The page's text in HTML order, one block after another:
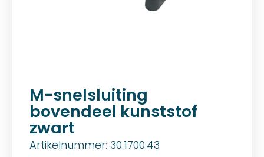
M-snelsluiting
bovendeel kunststof
zwart
Artikelnummer: 30.1700.43